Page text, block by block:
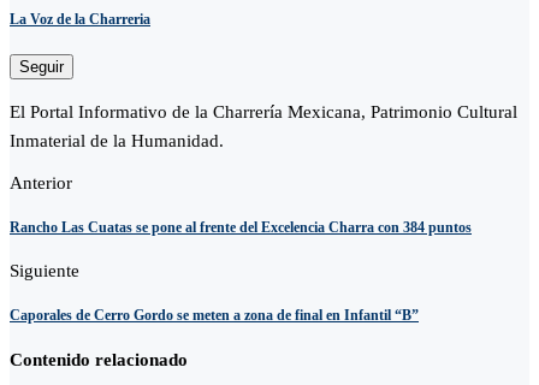
La Voz de la Charreria
Seguir
El Portal Informativo de la Charrería Mexicana, Patrimonio Cultural
Inmaterial de la Humanidad.
Anterior
Rancho Las Cuatas se pone al frente del Excelencia Charra con 384 puntos
Siguiente
Caporales de Cerro Gordo se meten a zona de final en Infantil “B”
Contenido relacionado